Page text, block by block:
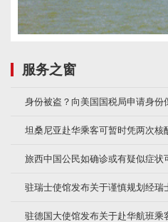
服务之窗
身份被盗？向美国国税局申请身份
坦桑尼亚赴华乘客可暂时凭两次核
旅西中国公民如确诊或有疑似症状
驻瑞士使馆发布关于谨慎规划经瑞
驻德国大使馆发布关于赴华航班乘